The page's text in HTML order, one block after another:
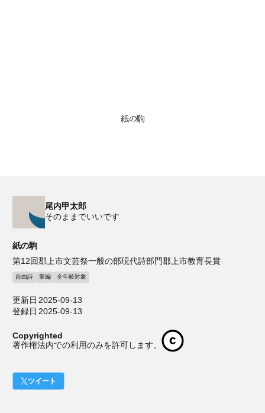
紙の駒
尾内甲太郎
そのままでいいです
紙の駒
第12回郡上市文芸祭一般の部現代詩部門郡上市教育長賞
自由詩 掌編 全年齢対象
更新日 2025-09-13
登録日 2025-09-13
Copyrighted
著作権法内での利用のみを許可します。
ツイート